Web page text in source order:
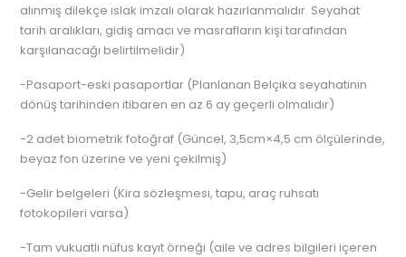
alınmış dilekçe ıslak imzalı olarak hazırlanmalıdır. Seyahat
tarih aralıkları, gidiş amacı ve masrafların kişi tarafından
karşılanacağı belirtilmelidir)
-Pasaport-eski pasaportlar (Planlanan Belçika seyahatinin
dönüş tarihinden itibaren en az 6 ay geçerli olmalıdır)
-2 adet biometrik fotoğraf (Güncel, 3,5cm×4,5 cm ölçülerinde,
beyaz fon üzerine ve yeni çekilmiş)
-Gelir belgeleri (Kira sözleşmesi, tapu, araç ruhsatı
fotokopileri varsa)
-Tam vukuatlı nüfus kayıt örneği (aile ve adres bilgileri içeren